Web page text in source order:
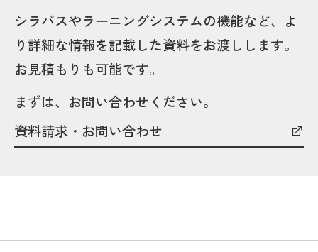
シラバスやラーニングシステムの機能など、よ
り詳細な情報を記載した資料をお渡しします。
お見積もりも可能です。
まずは、お問い合わせください。
資料請求・お問い合わせ